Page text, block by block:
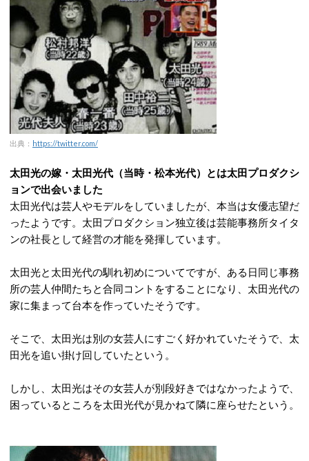
出典： https://twitter.com/
太田光の嫁・太田光代（当時・松本光代）とは太田プロダクシ
ョンで出会いました
太田光代は芸人やモデルをしていましたが、本当は女優志望だ
ったようです。太田プロダクション独立後は芸能事務所タイタ
ンの社長として経営の才能を発揮しています。
太田光と太田光代の馴れ初めについてですが、ある日同じ事務
所の芸人仲間たちと合同コントをすることになり、太田光代の
家に集まって台本を作っていたそうです。
そこで、太田光は別の女芸人にすごく好かれていたそうで、太
田光を追い掛け回していたという。
しかし、太田光はその女芸人が別段好きではなかったようで、
困っているところを太田光代が見かねて隣に座らせたという。